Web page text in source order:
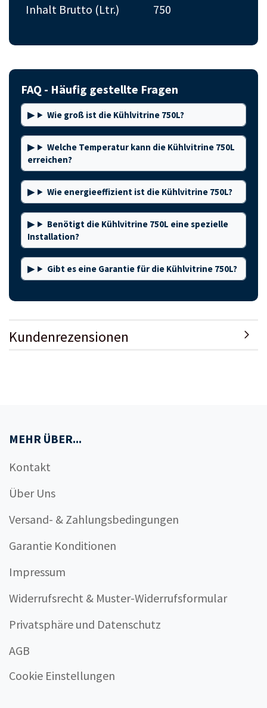
Inhalt Brutto (Ltr.) 750
FAQ - Häufig gestellte Fragen
Wie groß ist die Kühlvitrine 750L?
Welche Temperatur kann die Kühlvitrine 750L
erreichen?
Wie energieeffizient ist die Kühlvitrine 750L?
Benötigt die Kühlvitrine 750L eine spezielle
Installation?
Gibt es eine Garantie für die Kühlvitrine 750L?
Kundenrezensionen
MEHR ÜBER...
Kontakt
Über Uns
Versand- & Zahlungsbedingungen
Garantie Konditionen
Impressum
Widerrufsrecht & Muster-Widerrufsformular
Privatsphäre und Datenschutz
AGB
Cookie Einstellungen